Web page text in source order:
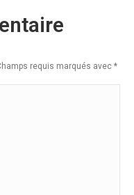
requis marqués avec *